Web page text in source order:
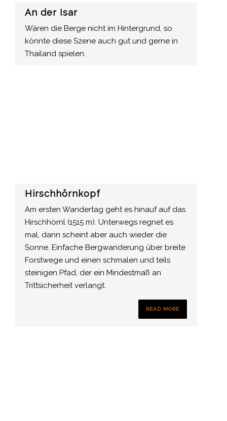
An der Isar
Wären die Berge nicht im Hintergrund, so
könnte diese Szene auch gut und gerne in
Thailand spielen.
Hirschhörnkopf
Am ersten Wandertag geht es hinauf auf das
Hirschhörnl (1515 m). Unterwegs regnet es
mal, dann scheint aber auch wieder die
Sonne. Einfache Bergwanderung über breite
Forstwege und einen schmalen und teils
steinigen Pfad, der ein Mindestmaß an
Trittsicherheit verlangt.
READ MORE